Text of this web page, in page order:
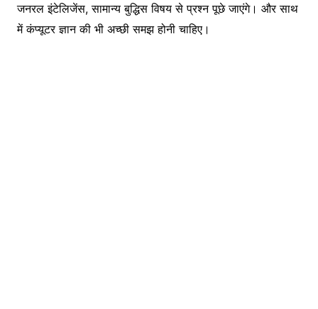
जनरल इंटेलिजेंस, सामान्य बुद्धिस विषय से प्रश्न पूछे जाएंगे। और साथ
में कंप्यूटर ज्ञान की भी अच्छी समझ होनी चाहिए।